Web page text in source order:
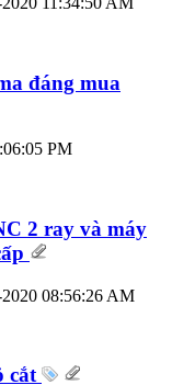
đáng mua
PM
2 ray và máy
08:56:26 AM
cắt